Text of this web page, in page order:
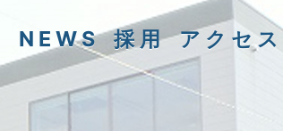
NEWS 採用 アクセス